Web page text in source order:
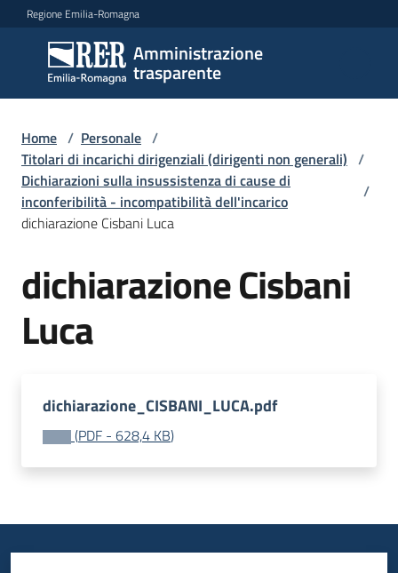
Vai al contenuto
Vai alla navigazione
Vai al footer
Regione Emilia-Romagna
Amministrazione
trasparente
Amministrazione
trasparente
Sottosezioni
Accesso
Home / Personale /
Titolari di incarichi dirigenziali (dirigenti non generali) /
Dichiarazioni sulla insussistenza di cause di
inconferibilità - incompatibilità dell'incarico
/
dichiarazione Cisbani Luca
dichiarazione Cisbani
Luca
dichiarazione_CISBANI_LUCA.pdf
(PDF - 628,4 KB)